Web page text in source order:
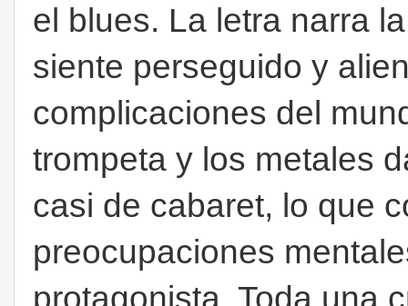
el blues. La letra narra
siente perseguido y
complicaciones del
trompeta y los metales
casi de cabaret, lo que
preocupaciones
protagonista. Toda una